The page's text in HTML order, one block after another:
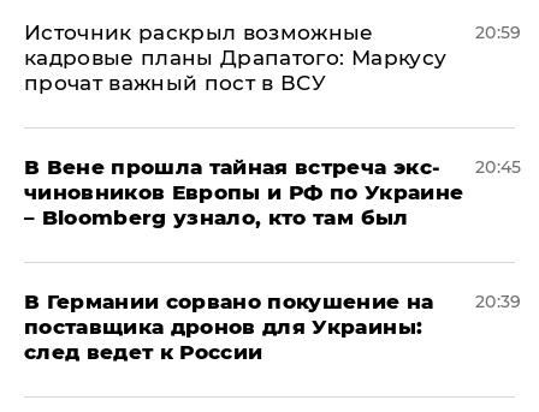
​Источник раскрыл возможные
кадровые планы Драпатого: Маркусу
прочат важный пост в ВСУ
20:59
В Вене прошла тайная встреча экс-
чиновников Европы и РФ по Украине
– Bloomberg узнало, кто там был
20:45
​В Германии сорвано покушение на
поставщика дронов для Украины:
след ведет к России
20:39